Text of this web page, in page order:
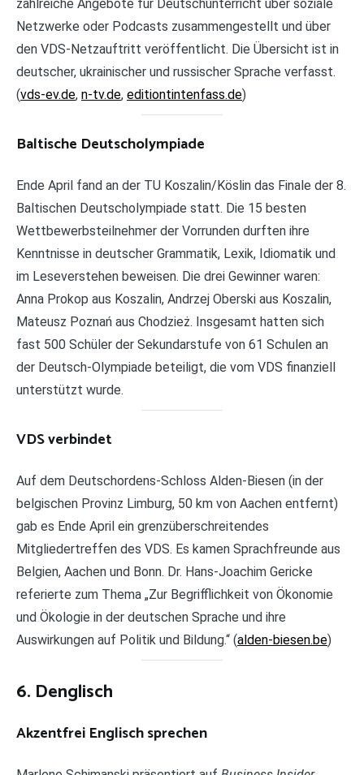
zahlreiche Angebote für Deutschunterricht über soziale
Netzwerke oder Podcasts zusammengestellt und über
den VDS-Netzauftritt veröffentlicht. Die Übersicht ist in
deutscher, ukrainischer und russischer Sprache verfasst.
(vds-ev.de, n-tv.de, editiontintenfass.de)
Baltische Deutscholympiade
Ende April fand an der TU Koszalin/Köslin das Finale der 8.
Baltischen Deutscholympiade statt. Die 15 besten
Wettbewerbsteilnehmer der Vorrunden durften ihre
Kenntnisse in deutscher Grammatik, Lexik, Idiomatik und
im Leseverstehen beweisen. Die drei Gewinner waren:
Anna Prokop aus Koszalin, Andrzej Oberski aus Koszalin,
Mateusz Poznań aus Chodzież. Insgesamt hatten sich
fast 500 Schüler der Sekundarstufe von 61 Schulen an
der Deutsch-Olympiade beteiligt, die vom VDS finanziell
unterstützt wurde.
VDS verbindet
Auf dem Deutschordens-Schloss Alden-Biesen (in der
belgischen Provinz Limburg, 50 km von Aachen entfernt)
gab es Ende April ein grenzüberschreitendes
Mitgliedertreffen des VDS. Es kamen Sprachfreunde aus
Belgien, Aachen und Bonn. Dr. Hans-Joachim Gericke
referierte zum Thema „Zur Begrifflichkeit von Ökonomie
und Ökologie in der deutschen Sprache und ihre
Auswirkungen auf Politik und Bildung.“ (alden-biesen.be)
6. Denglisch
Akzentfrei Englisch sprechen